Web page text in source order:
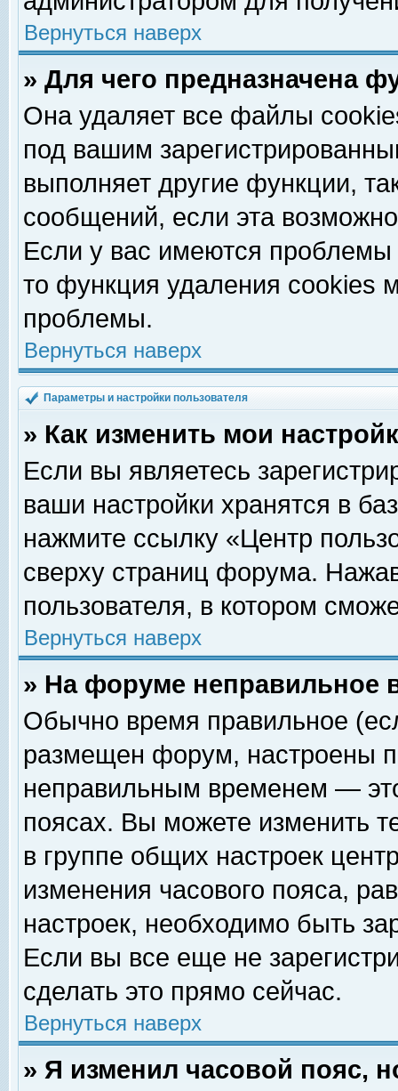
Вернуться наверх
» Для чего предназначена
Она удаляет все файлы
под вашим
выполняет другие функции,
сообщений, если эта
Если у вас имеются
то функция удаления cookies
проблемы.
Вернуться наверх
Параметры и настройки пользователя
» Как изменить мои
Если вы являетесь
ваши настройки хранятся в
нажмите ссылку «Центр
сверху страниц форума.
пользователя, в котором
Вернуться наверх
» На форуме неправильное
Обычно время правильное
размещен форум, настроены
неправильным временем —
поясах. Вы можете изменить
в группе общих настроек
изменения часового пояса,
настроек, необходимо быть
Если вы все еще не
сделать это прямо сейчас.
Вернуться наверх
» Я изменил часовой пояс,